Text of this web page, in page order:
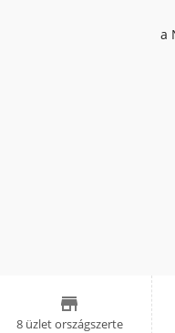
a

8 üzlet országszerte